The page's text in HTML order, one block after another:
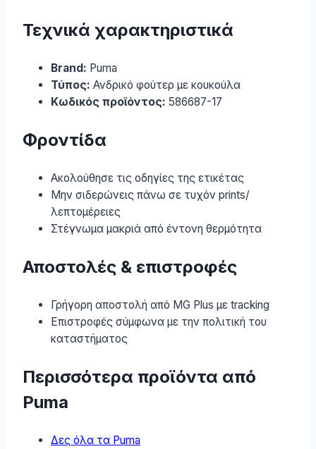
Τεχνικά χαρακτηριστικά
Brand: Puma
Τύπος: Ανδρικό φούτερ με κουκούλα
Κωδικός προϊόντος: 586687-17
Φροντίδα
Ακολούθησε τις οδηγίες της ετικέτας
Μην σιδερώνεις πάνω σε τυχόν prints/
λεπτομέρειες
Στέγνωμα μακριά από έντονη θερμότητα
Αποστολές & επιστροφές
Γρήγορη αποστολή από MG Plus με tracking
Επιστροφές σύμφωνα με την πολιτική του
καταστήματος
Περισσότερα προϊόντα από
Puma
Δες όλα τα Puma